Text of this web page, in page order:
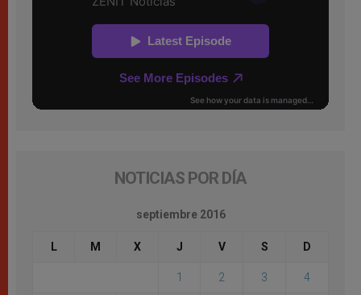
NOTICIAS POR DÍA
septiembre 2016
L M X J V S D
1 2 3 4